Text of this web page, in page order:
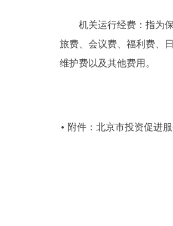
机关运行经费：指为保
旅费、会议费、福利费、
维护费以及其他费用。
附件：北京市投资促进